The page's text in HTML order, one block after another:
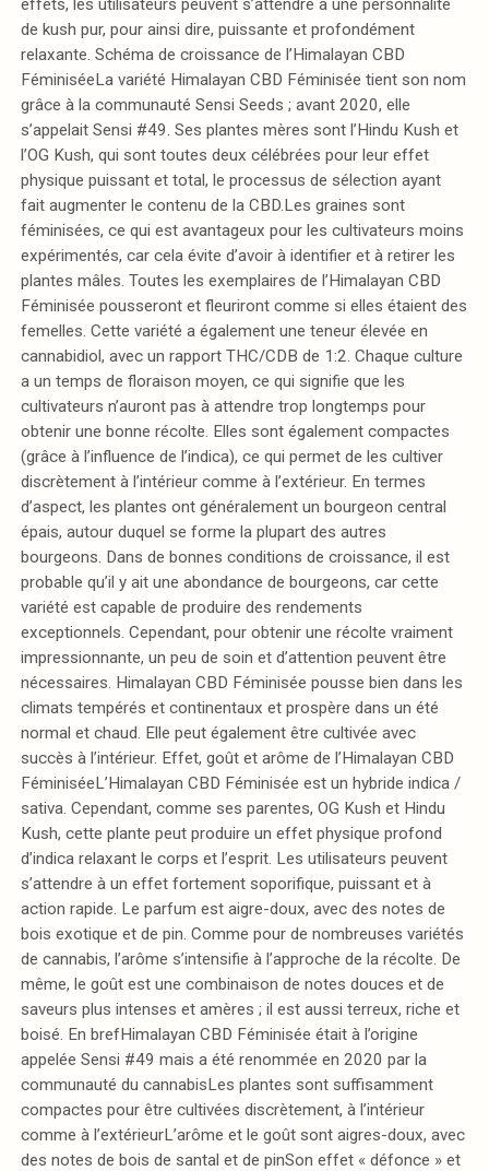
de kush pur, pour ainsi dire, puissante et profondément
relaxante. Schéma de croissance de l’Himalayan CBD
FéminiséeLa variété Himalayan CBD Féminisée tient son nom
grâce à la communauté Sensi Seeds ; avant 2020, elle
s’appelait Sensi #49. Ses plantes mères sont l’Hindu Kush et
l’OG Kush, qui sont toutes deux célébrées pour leur effet
physique puissant et total, le processus de sélection ayant
fait augmenter le contenu de la CBD.Les graines sont
féminisées, ce qui est avantageux pour les cultivateurs moins
expérimentés, car cela évite d’avoir à identifier et à retirer les
plantes mâles. Toutes les exemplaires de l’Himalayan CBD
Féminisée pousseront et fleuriront comme si elles étaient des
femelles. Cette variété a également une teneur élevée en
cannabidiol, avec un rapport THC/CDB de 1:2. Chaque culture
a un temps de floraison moyen, ce qui signifie que les
cultivateurs n’auront pas à attendre trop longtemps pour
obtenir une bonne récolte. Elles sont également compactes
(grâce à l’influence de l’indica), ce qui permet de les cultiver
discrètement à l’intérieur comme à l’extérieur. En termes
d’aspect, les plantes ont généralement un bourgeon central
épais, autour duquel se forme la plupart des autres
bourgeons. Dans de bonnes conditions de croissance, il est
probable qu’il y ait une abondance de bourgeons, car cette
variété est capable de produire des rendements
exceptionnels. Cependant, pour obtenir une récolte vraiment
impressionnante, un peu de soin et d’attention peuvent être
nécessaires. Himalayan CBD Féminisée pousse bien dans les
climats tempérés et continentaux et prospère dans un été
normal et chaud. Elle peut également être cultivée avec
succès à l’intérieur. Effet, goût et arôme de l’Himalayan CBD
FéminiséeL’Himalayan CBD Féminisée est un hybride indica /
sativa. Cependant, comme ses parentes, OG Kush et Hindu
Kush, cette plante peut produire un effet physique profond
d’indica relaxant le corps et l’esprit. Les utilisateurs peuvent
s’attendre à un effet fortement soporifique, puissant et à
action rapide. Le parfum est aigre-doux, avec des notes de
bois exotique et de pin. Comme pour de nombreuses variétés
de cannabis, l’arôme s’intensifie à l’approche de la récolte. De
même, le goût est une combinaison de notes douces et de
saveurs plus intenses et amères ; il est aussi terreux, riche et
boisé. En brefHimalayan CBD Féminisée était à l’origine
appelée Sensi #49 mais a été renommée en 2020 par la
communauté du cannabisLes plantes sont suffisamment
compactes pour être cultivées discrètement, à l’intérieur
comme à l’extérieurL’arôme et le goût sont aigres-doux, avec
des notes de bois de santal et de pinSon effet « défonce » et